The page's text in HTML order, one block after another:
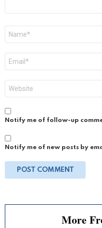
Notify me of follow-up
Notify me of new posts by
More